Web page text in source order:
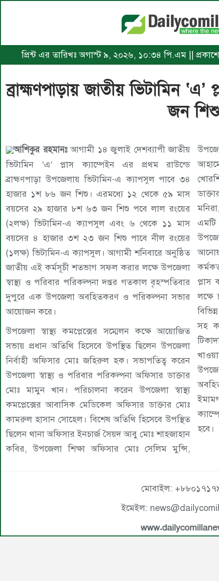
প্রিন্ট এর তারিখঃ অগাস্ট ৯, ২০২৬, ১০:৩৪ পি.এম ||
ব্রাহ্মণপাড়ায় জাতীয় ভিটামিন
জন
আশিকুর রহমানঃ আগামী ১৪ জুলাই দেশব্যাপী জাতীয়
ভিটামিন ‘এ’ প্লাস ক্যাম্পেইন এর প্রথম রাউন্ডে
ব্রাহ্মণপাড়া উপজেলায় ভিটামিন-এ ক্যাপসুল পাবে ৩৪
হাজার ১শ ৮৬ জন শিশু। এরমধ্যে ১২ থেকে ৫৯ মাস
বয়সের ২৯ হাজার ৮শ ৬৩ জন শিশু পবে লাল রংয়ের
(২লক্ষ) ভিটামিন-এ ক্যাপসুল এবং ৬ থেকে ১১ মাস
বয়সের ৪ হাজার ৩শ ২৩ জন শিশু পাবে নীল রংয়ের
(১লক্ষ) ভিটামিন-এ ক্যাপসুল। আগামী শনিবারে অনুষ্ঠিত
জাতীয় এই কর্মসূচী শতভাগ সফল করার লক্ষে উপজেলা
স্বাস্থ্য ও পরিবার পরিকল্পনা দপ্তর গতকাল বৃহস্পতিবার
দুপুরে এক উপজেলা অবহিতকরণ ও পরিকল্পনা সভার
আয়োজন করে।
উপজেলা স্বাস্থ্য কমপ্লেক্সের সম্মেলন কক্ষে আয়োজিত
সভায় প্রধান অতিথি হিসেবে উপস্থিত ছিলেন উপজেলা
নির্বাহী অফিসার মোঃ জহিরুল হক। সভাপতিত্ব করেন
উপজেলা স্বাস্থ্য ও পরিবার পরিকল্পনা অফিসার ডাক্তার
মোঃ মামুন খান। পরিচালনা করেন উপজেলা স্বাস্থ্য
কমপ্লেক্সের আবাসিক মেডিকেল অফিসার ডাক্তার মোঃ
কামরুল হাসান সোহেল। বিশেষ অতিথি হিসেবে উপস্থিত
ছিলেন থানা অফিসার ইনচার্জ সৈয়দ আবু মোঃ শাহজাহান
কবির, উপজেলা শিক্ষা অফিসার মোঃ সেলিম মুন্সি,
প্লাস
লক্ষে
সহ
হবে।
মোবাইল:
ইমেইল: